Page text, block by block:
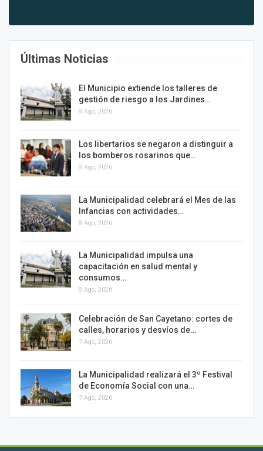
Últimas Noticias
El Municipio extiende los talleres de
gestión de riesgo a los Jardines…
8 Ago, 2026
Los libertarios se negaron a distinguir a
los bomberos rosarinos que…
8 Ago, 2026
La Municipalidad celebrará el Mes de las
Infancias con actividades…
8 Ago, 2026
La Municipalidad impulsa una
capacitación en salud mental y
consumos…
8 Ago, 2026
Celebración de San Cayetano: cortes de
calles, horarios y desvíos de…
7 Ago, 2026
La Municipalidad realizará el 3º Festival
de Economía Social con una…
7 Ago, 2026